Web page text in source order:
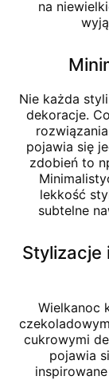
na
Nie każda
dekoracje.
pojawia się
zdobień to
lekkość
subtelne
Stylizacje
Wielkanoc
cukrowymi
pojawia